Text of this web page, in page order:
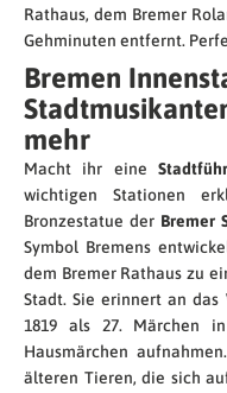
Rathaus, dem Bremer
Gehminuten entfernt.
Bremen
mehr
Macht ihr eine
wichtigen Stationen
Bronzestatue der Bremer
Symbol Bremens
dem Bremer Rathaus zu
Stadt. Sie erinnert an das
1819 als 27. Märchen
Hausmärchen
älteren Tieren, die sich